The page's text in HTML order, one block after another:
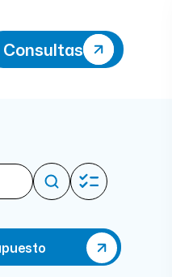
Consultas